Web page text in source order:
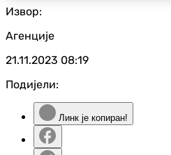
Извор:
Агенције
21.11.2023 08:19
Подијели:
Линк је копиран!